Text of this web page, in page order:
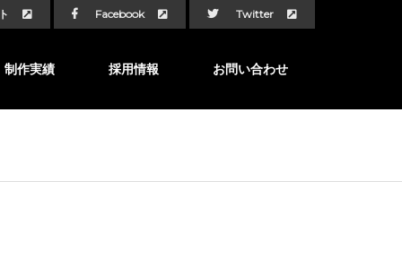
Facebook Twitter
制作実績 採用情報 お問い合わせ